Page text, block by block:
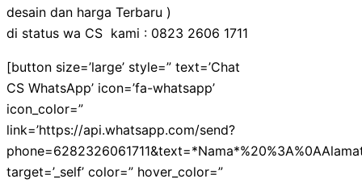
desain dan harga Terbaru )
di status wa CS kami : 0823 2606 1711
[button size=’large’ style=” text=’Chat
CS WhatsApp’ icon=’fa-whatsapp’
icon_color=”
link=’https://api.whatsapp.com/send?
target=’_self’ color=” hover_color=”